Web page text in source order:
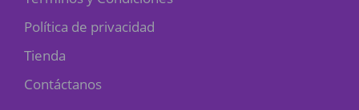
Política de privacidad
Tienda
Contáctanos